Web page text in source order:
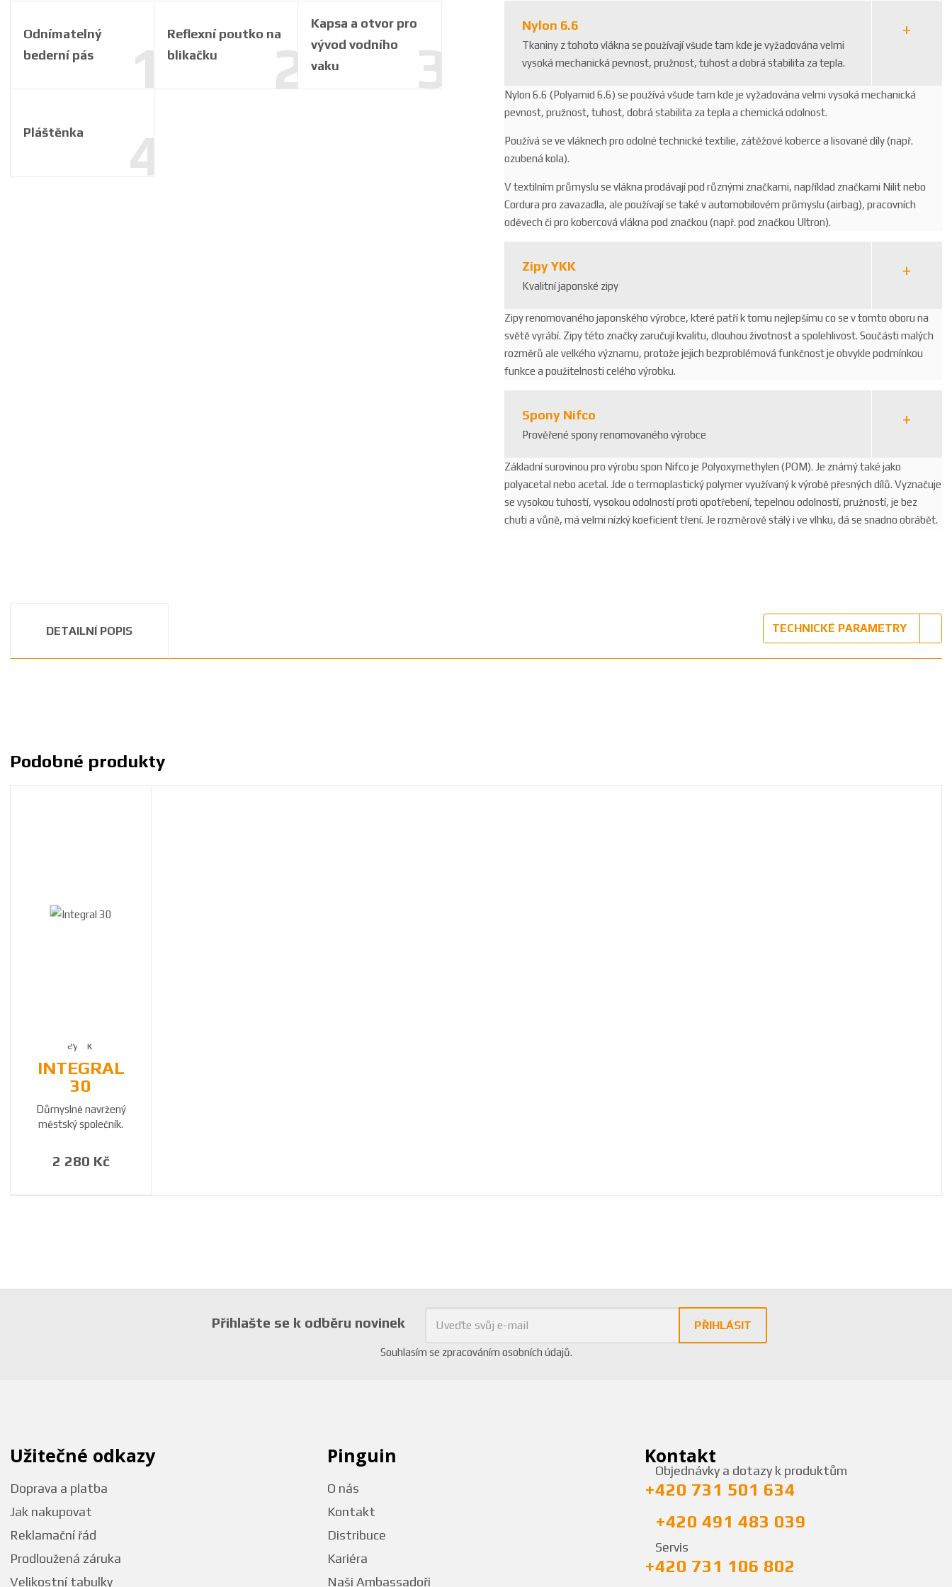
2
Odnímatelný
bederní pás
Reflexní poutko na
blikačku
Kapsa a otvor pro
vývod vodního
vaku
Pláštěnka
Nylon 6.6
Tkaniny z tohoto vlákna se používají všude tam kde je vyžadována velmi
vysoká mechanická pevnost, pružnost, tuhost a dobrá stabilita za tepla.
Nylon 6.6 (Polyamid 6.6) se používá všude tam kde je vyžadována velmi vysoká mechanická
pevnost, pružnost, tuhost, dobrá stabilita za tepla a chemická odolnost.
Používá se ve vláknech pro odolné technické textilie, zátěžové koberce a lisované díly (např.
ozubená kola).
V textilním průmyslu se vlákna prodávají pod různými značkami, například značkami Nilit nebo
Cordura pro zavazadla, ale používají se také v automobilovém průmyslu (airbag), pracovních
oděvech či pro kobercová vlákna pod značkou (např. pod značkou Ultron).
Zipy YKK
Kvalitní japonské zipy
Zipy renomovaného japonského výrobce, které patří k tomu nejlepšímu co se v tomto oboru na
světě vyrábí. Zipy této značky zaručují kvalitu, dlouhou životnost a spolehlivost. Součásti malých
rozměrů ale velkého významu, protože jejich bezproblémová funkčnost je obvykle podmínkou
funkce a použitelnosti celého výrobku.
Spony Nifco
Prověřené spony renomovaného výrobce
Základní surovinou pro výrobu spon Nifco je Polyoxymethylen (POM). Je známý také jako
polyacetal nebo acetal. Jde o termoplastický polymer využívaný k výrobě přesných dílů. Vyznačuje
se vysokou tuhostí, vysokou odolností proti opotřebení, tepelnou odolností, pružností, je bez
chuti a vůně, má velmi nízký koeficient tření. Je rozměrově stálý i ve vlhku, dá se snadno obrábět.
TECHNICKÉ PARAMETRY
DETAILNÍ POPIS
Podobné produkty
INTEGRAL
30
Důmyslně navržený
městský společník.
2 280 Kč
Přihlašte se k odběru novinek PŘIHLÁSIT
Souhlasím se zpracováním osobních údajů.
Užitečné odkazy
Doprava a platba
Jak nakupovat
Reklamační řád
Prodloužená záruka
Velikostní tabulky
Pinguin
O nás
Kontakt
Distribuce
Kariéra
Naši Ambassadoři
Kontakt
Objednávky a dotazy k produktům
+420 731 501 634
+420 491 483 039
Servis
+420 731 106 802